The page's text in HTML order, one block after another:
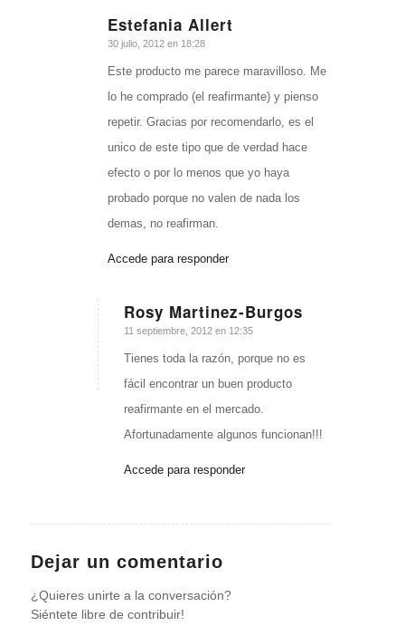
Estefania Allert
Dice:
30 julio, 2012 en 18:28
Este producto me parece maravilloso. Me
lo he comprado (el reafirmante) y pienso
repetir. Gracias por recomendarlo, es el
unico de este tipo que de verdad hace
efecto o por lo menos que yo haya
probado porque no valen de nada los
demas, no reafirman.
Accede para responder
Rosy Martinez-Burgos
Dice:
11 septiembre, 2012 en 12:35
Tienes toda la razón, porque no es
fácil encontrar un buen producto
reafirmante en el mercado.
Afortunadamente algunos funcionan!!!
Accede para responder
Dejar un comentario
¿Quieres unirte a la conversación?
Siéntete libre de contribuir!